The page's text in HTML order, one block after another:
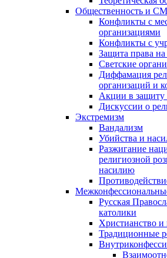
Общественность и
Конфликты с
организациями
Конфликты с
Защита права на
Светские
Диффамация
организаций и
Акции в защиту
Дискуссии о
Экстремизм
Вандализм
Убийства и
Разжигание
религиозной
насилию
Русская
католики
Христианство и
Традиционные